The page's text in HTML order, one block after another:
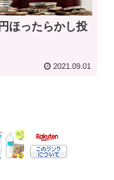
ほったらかし投
2021.09.01